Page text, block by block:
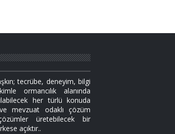
tecrübe, deneyim, bilgi
ormancılık alanında
her türlü konuda
mevzuat odaklı çözüm
üretebilecek bir
açıktır..